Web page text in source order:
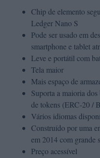
Chip de elemento
Ledger Nano S
Pode ser usado em
smartphone e tablet
Leve e portátil com
Tela maior
Mais espaço de
Suporta a maioria
de tokens (ERC-20 /
Vários idiomas
Construído por uma
em 2014 com grande
Preço acessível